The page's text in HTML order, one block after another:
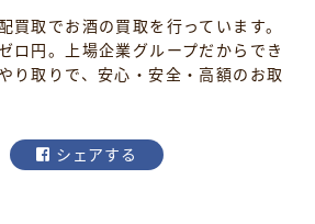
買取でお酒の買取を行っています。
ロ円。上場企業グループだからでき
り取りで、安心・安全・高額のお取
シェアする